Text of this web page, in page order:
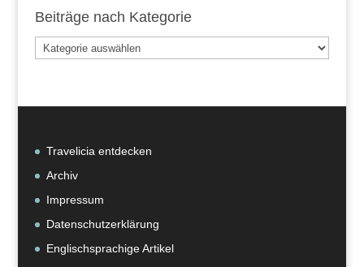
Beiträge nach Kategorie
Beiträge
nach
Travelicia entdecken
Archiv
Impressum
Datenschutzerklärung
Englischsprachige Artikel